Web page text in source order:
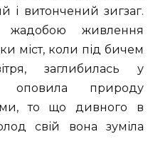
і витончений зигзаг.
жадобою живлення
міст, коли під бичем
заглибилась у
оповила природу
то що дивного в
свій вона зуміла